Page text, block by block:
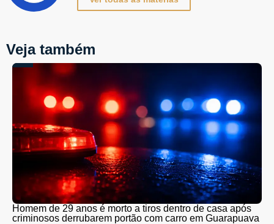
Veja também
Homem de 29 anos é morto a tiros dentro de casa após
criminosos derrubarem portão com carro em Guarapuava